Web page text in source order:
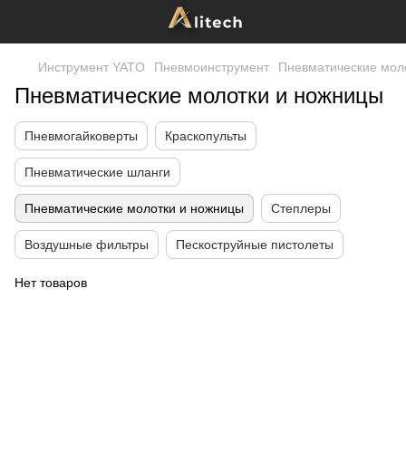
Инструмент YATO Пневмоинструмент Пневматические
Пневматические молотки и ножницы
Пневмогайковерты Краскопульты
Пневматические шланги
Пневматические молотки и ножницы Степлеры
Воздушные фильтры Пескоструйные пистолеты
Нет товаров